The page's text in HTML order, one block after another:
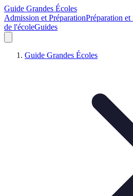
Guide Grandes Écoles
Admission et PréparationPréparation et
de l'écoleGuides
Guide Grandes Écoles